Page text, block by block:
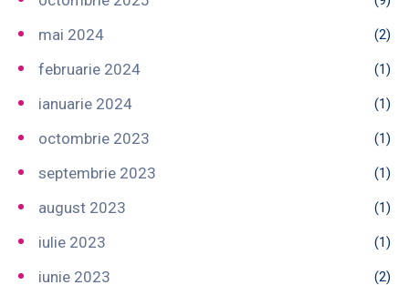
mai 2024 (2)
februarie 2024 (1)
ianuarie 2024 (1)
octombrie 2023 (1)
septembrie 2023 (1)
august 2023 (1)
iulie 2023 (1)
iunie 2023 (2)